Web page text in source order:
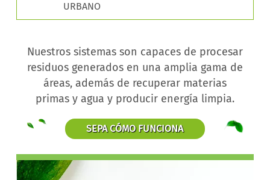
URBANO
Nuestros sistemas son capaces de procesar
residuos generados en una amplia gama de
áreas, además de recuperar materias
primas y agua y producir energía limpia.
SEPA CÓMO FUNCIONA